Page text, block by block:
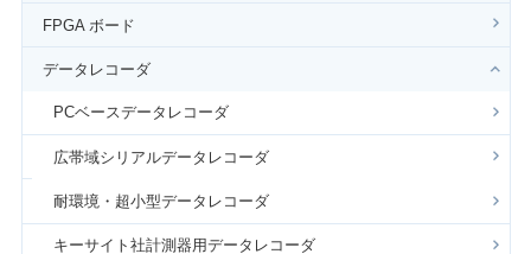
FPGA ボード
データレコーダ
PCベースデータレコーダ
広帯域シリアルデータレコーダ
耐環境・超小型データレコーダ
キーサイト社計測器用データレコーダ